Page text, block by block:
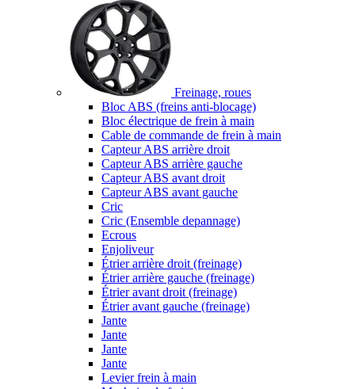
Freinage, roues
Bloc ABS (freins anti-blocage)
Bloc électrique de frein à main
Cable de commande de frein à main
Capteur ABS arrière droit
Capteur ABS arrière gauche
Capteur ABS avant droit
Capteur ABS avant gauche
Cric
Cric (Ensemble depannage)
Ecrous
Enjoliveur
Étrier arrière droit (freinage)
Étrier arrière gauche (freinage)
Étrier avant droit (freinage)
Étrier avant gauche (freinage)
Jante
Jante
Jante
Jante
Levier frein à main